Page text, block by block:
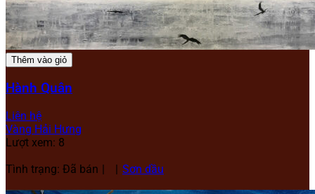
Thêm vào giỏ
Hành Quân
Liên hệ
Vàng Hải Hưng
Lượt xem: 8
Tình trạng: Đã bán
Sơn dầu